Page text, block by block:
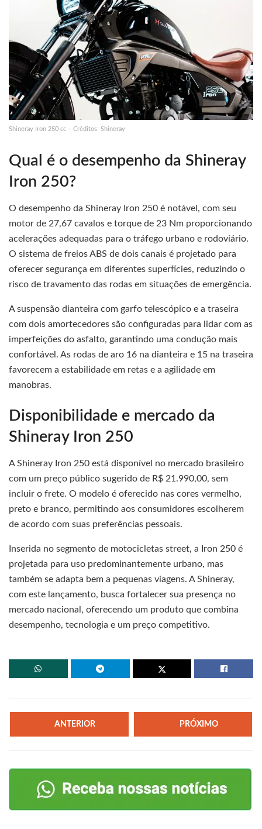
Shineray Iron 250 cc – Créditos: Shineray
Qual é o desempenho da Shineray
Iron 250?
O desempenho da Shineray Iron 250 é notável, com seu
motor de 27,67 cavalos e torque de 23 Nm proporcionando
acelerações adequadas para o tráfego urbano e rodoviário.
O sistema de freios ABS de dois canais é projetado para
oferecer segurança em diferentes superfícies, reduzindo o
risco de travamento das rodas em situações de emergência.
A suspensão dianteira com garfo telescópico e a traseira
com dois amortecedores são configuradas para lidar com as
imperfeições do asfalto, garantindo uma condução mais
confortável. As rodas de aro 16 na dianteira e 15 na traseira
favorecem a estabilidade em retas e a agilidade em
manobras.
Disponibilidade e mercado da
Shineray Iron 250
A Shineray Iron 250 está disponível no mercado brasileiro
com um preço público sugerido de R$ 21.990,00, sem
incluir o frete. O modelo é oferecido nas cores vermelho,
preto e branco, permitindo aos consumidores escolherem
de acordo com suas preferências pessoais.
Inserida no segmento de motocicletas street, a Iron 250 é
projetada para uso predominantemente urbano, mas
também se adapta bem a pequenas viagens. A Shineray,
com este lançamento, busca fortalecer sua presença no
mercado nacional, oferecendo um produto que combina
desempenho, tecnologia e um preço competitivo.
ANTERIOR PRÓXIMO